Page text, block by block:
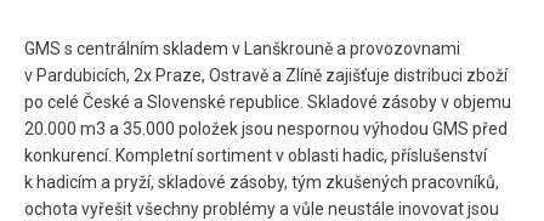
GMS s centrálním skladem v Lanškrouně a provozovnami
v Pardubicích, 2x Praze, Ostravě a Zlíně zajišťuje distribuci zboží
po celé České a Slovenské republice. Skladové zásoby v objemu
20.000 m3 a 35.000 položek jsou nespornou výhodou GMS před
konkurencí. Kompletní sortiment v oblasti hadic, příslušenství
k hadicím a pryží, skladové zásoby, tým zkušených pracovníků,
ochota vyřešit všechny problémy a vůle neustále inovovat jsou